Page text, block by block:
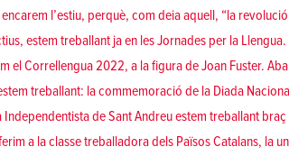
l’estiu, perquè, com deia aquell, “la
estem treballant ja en les Jornades per la Llengua.
el Correllengua 2022, a la figura de Joan Fuster.
treballant: la commemoració de la Diada
Independentista de Sant Andreu estem treballant
a la classe treballadora dels Països Catalans, la